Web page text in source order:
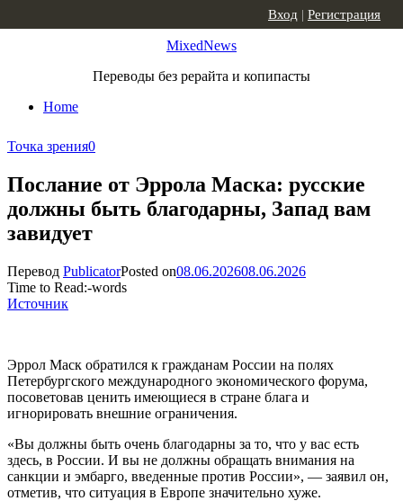
MixedNews
Переводы без рерайта и копипасты
Home
Вход | Регистрация
Точка зрения0
Послание от Эррола Маска: русские
должны быть благодарны, Запад вам
завидует
Перевод PublicatorPosted on08.06.202608.06.2026
Time to Read:-words
Источник
Эррол Маск обратился к гражданам России на полях
Петербургского международного экономического форума,
посоветовав ценить имеющиеся в стране блага и
игнорировать внешние ограничения.
«Вы должны быть очень благодарны за то, что у вас есть
здесь, в России. И вы не должны обращать внимания на
санкции и эмбарго, введенные против России», — заявил он,
отметив, что ситуация в Европе значительно хуже.